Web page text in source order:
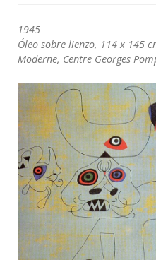
1945
Óleo sobre lienzo, 114 x 145
Moderne, Centre Georges